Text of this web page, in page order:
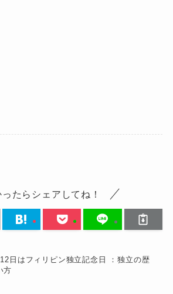
ったらシェアしてね！
日はフィリピン独立記念日 ：独立の歴
方